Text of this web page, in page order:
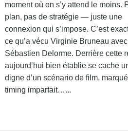
moment où on s’y attend le moins.
plan, pas de stratégie — juste une
connexion qui s’impose. C’est
ce qu’a vécu Virginie Bruneau avec
Sébastien Delorme. Derrière cette
aujourd’hui bien établie se cache
digne d’un scénario de film,
timing imparfait…...